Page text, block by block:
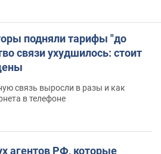
подняли тарифы "до
связи ухудшилось: стоит
связь выросли в разы и как
в телефоне
агентов РФ, которые